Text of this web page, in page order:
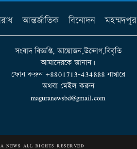
আন্তর্জাতিক বিনোদন মহম্মদপুর
সংবাদ বিজ্ঞপ্তি, আয়োজন,উদ্দোগ,বিবৃতি
আমাদেরকে জানান।
ফোন করুন +8801713-434888 নাম্বারে
অথবা মেইল করুন
maguranewsbd@gmail.com
ALL RIGHTS RESERVED